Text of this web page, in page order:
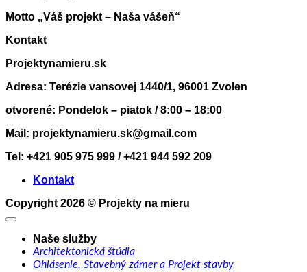
Motto „Váš projekt – Naša vášeň“
Kontakt
Projektynamieru.sk
Adresa: Terézie vansovej 1440/1, 96001 Zvolen
otvorené: Pondelok – piatok / 8:00 – 18:00
Mail: projektynamieru.sk@gmail.com
Tel: +421 905 975 999 / +421 944 592 209
Kontakt
Copyright 2026 © Projekty na mieru
Naše služby
Architektonická štúdia
Ohlásenie, Stavebný zámer a Projekt stavby